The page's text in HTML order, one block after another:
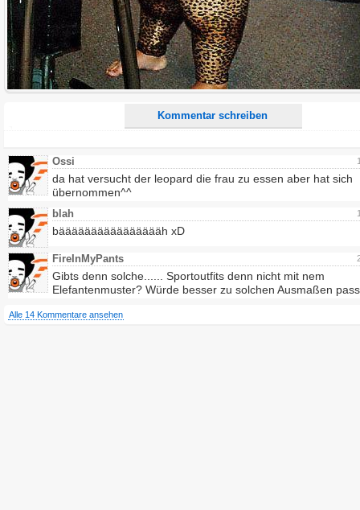
Kommentar schreiben
Alle HTML-Tags außer <br>, <strike> und <i> werden aus Deinem Kommentar entfernt.
URLs werden automatisch umgewandelt. Bitte verwende "www." oder "http://" in URLs
Ich möchte eine E-Mail, wenn zu meinem Kommentar Antworten erscheinen.
Ich möchte eine E-Mail, wenn auf dieser Seite weitere Kommentare erscheinen.
Ossi
da hat versucht der leopard die frau zu essen aber hat sich
übernommen^^
blah
bääääääääääääääääh xD
FireInMyPants
Gibts denn solche...... Sportoutfits denn nicht mit nem
Elefantenmuster? Würde besser zu solchen Ausmaßen
Alle 14 Kommentare ansehen